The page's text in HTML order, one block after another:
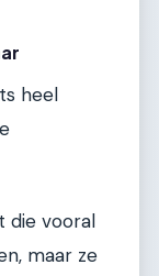
heel
die vooral
maar ze